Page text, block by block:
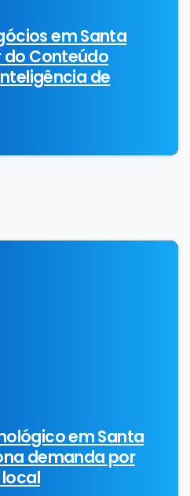
em Santa
do Conteúdo
de
em Santa
demanda por